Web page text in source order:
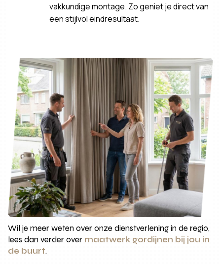
vakkundige montage. Zo geniet je direct van
een stijlvol eindresultaat.
Wil je meer weten over onze dienstverlening in de regio,
lees dan verder over maatwerk gordijnen bij jou in
de buurt.